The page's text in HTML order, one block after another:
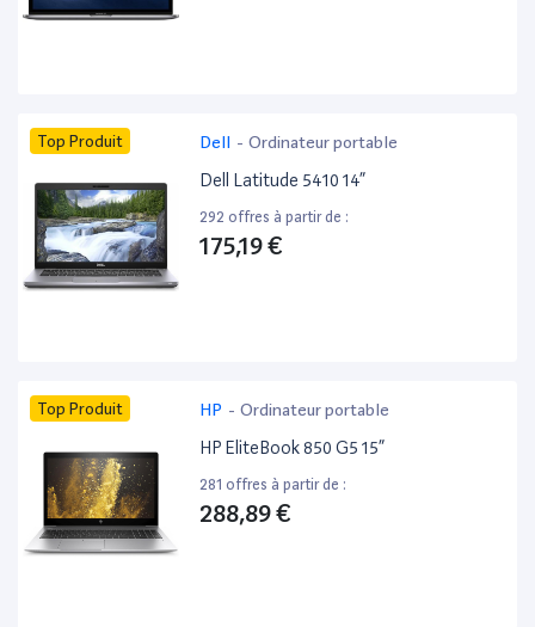
Top Produit Dell - Ordinateur portable
Dell Latitude 5410 14”
292 offres à partir de :
175,19 €
Top Produit HP - Ordinateur portable
HP EliteBook 850 G5 15”
281 offres à partir de :
288,89 €